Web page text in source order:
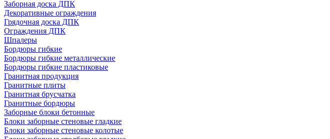
Заборная доска ДПК
Декоративные ограждения
Грядочная доска ДПК
Ограждения ДПК
Шпалеры
Бордюры гибкие
Бордюры гибкие металлические
Бордюры гибкие пластиковые
Гранитная продукция
Гранитные плиты
Гранитная брусчатка
Гранитные бордюры
Заборные блоки бетонные
Блоки заборные стеновые гладкие
Блоки заборные стеновые колотые